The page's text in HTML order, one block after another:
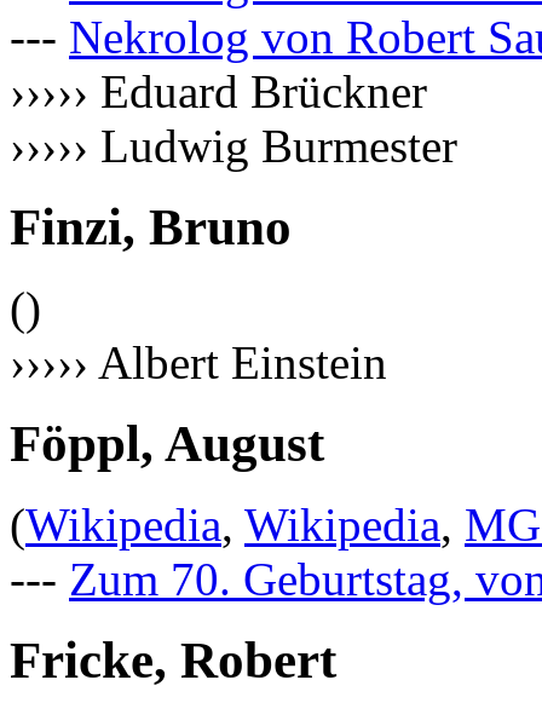
--- Nekrolog von Robert
››››› Eduard Brückner
››››› Ludwig Burmester
Finzi, Bruno
()
››››› Albert Einstein
Föppl, August
(Wikipedia, Wikipedia,
--- Zum 70. Geburtstag,
Fricke, Robert